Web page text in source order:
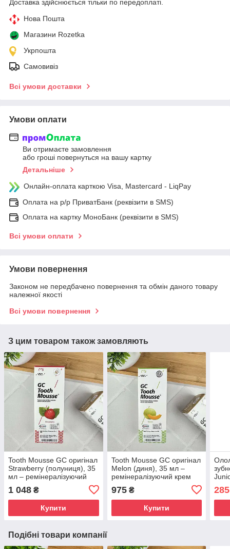
Доставка здійснюється тільки по передоплаті.
Нова Пошта
Магазини Rozetka
Укрпошта
Самовивіз
Всі умови доставки
Умови оплати
Ви отримаєте замовлення
або гроші повернуться на вашу картку
Детальніше
Онлайн-оплата карткою Visa, Mastercard - LiqPay
Оплата на р/р ПриватБанк (реквізити в SMS)
Оплата на картку МоноБанк (реквізити в SMS)
Всі умови оплати
Умови повернення
Законом не передбачено повернення та обмін даного товару
належної якості
Всі умови повернення
З цим товаром також замовляють
Tooth Mousse GC оригінал
Strawberry (полуниця), 35
мл – ремінералізуючий
чутливості, без фтору
1 048 ₴
Купити
Tooth Mousse GC оригінал
Melon (диня), 35 мл –
ремінералізуючий крем
для зубів, від чутливості,
без фтору
975₴
Купити
285
Подібні товари компанії